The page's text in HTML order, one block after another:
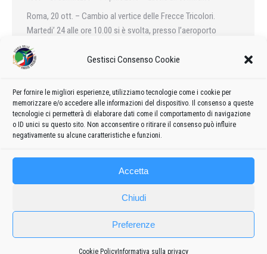
Gestisci Consenso Cookie
Per fornire le migliori esperienze, utilizziamo tecnologie come i cookie per
memorizzare e/o accedere alle informazioni del dispositivo. Il consenso a queste
tecnologie ci permetterà di elaborare dati come il comportamento di navigazione
o ID unici su questo sito. Non acconsentire o ritirare il consenso può influire
negativamente su alcune caratteristiche e funzioni.
Accetta
Chiudi
Preferenze
Cookie Policy Informativa sulla privacy
Roma, 20 ott. – Cambio al vertice delle Frecce Tricolori.
Martedi’ 24 alle ore 10.00 si è svolta, presso l’aeroporto
militare di Rivolto (Ud), la cerimonia di cambio comando delle
Frecce Tricolori fra il T.Col. Umberto Rossi ed il T.Col. Maurizio
← 1 2 3